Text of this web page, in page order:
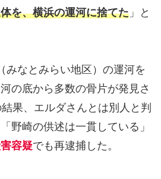
を、横浜の運河に捨てた 」と
みなとみらい地区）の運河を
の底から多数の骨片が発見さ
果、エルダさんとは別人と判
野崎の供述は一貫している」
容疑でも再逮捕した。